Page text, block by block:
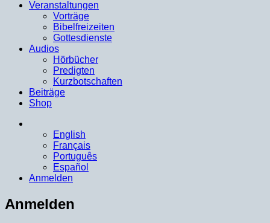
Veranstaltungen
Vorträge
Bibelfreizeiten
Gottesdienste
Audios
Hörbücher
Predigten
Kurzbotschaften
Beiträge
Shop
English
Français
Português
Español
Anmelden
Anmelden